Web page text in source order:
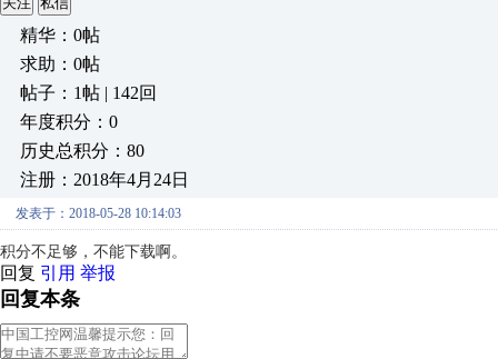
精华：0帖
求助：0帖
帖子：1帖 | 142回
年度积分：0
历史总积分：80
注册：2018年4月24日
发表于：2018-05-28 10:14:03
积分不足够，不能下载啊。
回复 引用 举报
回复本条